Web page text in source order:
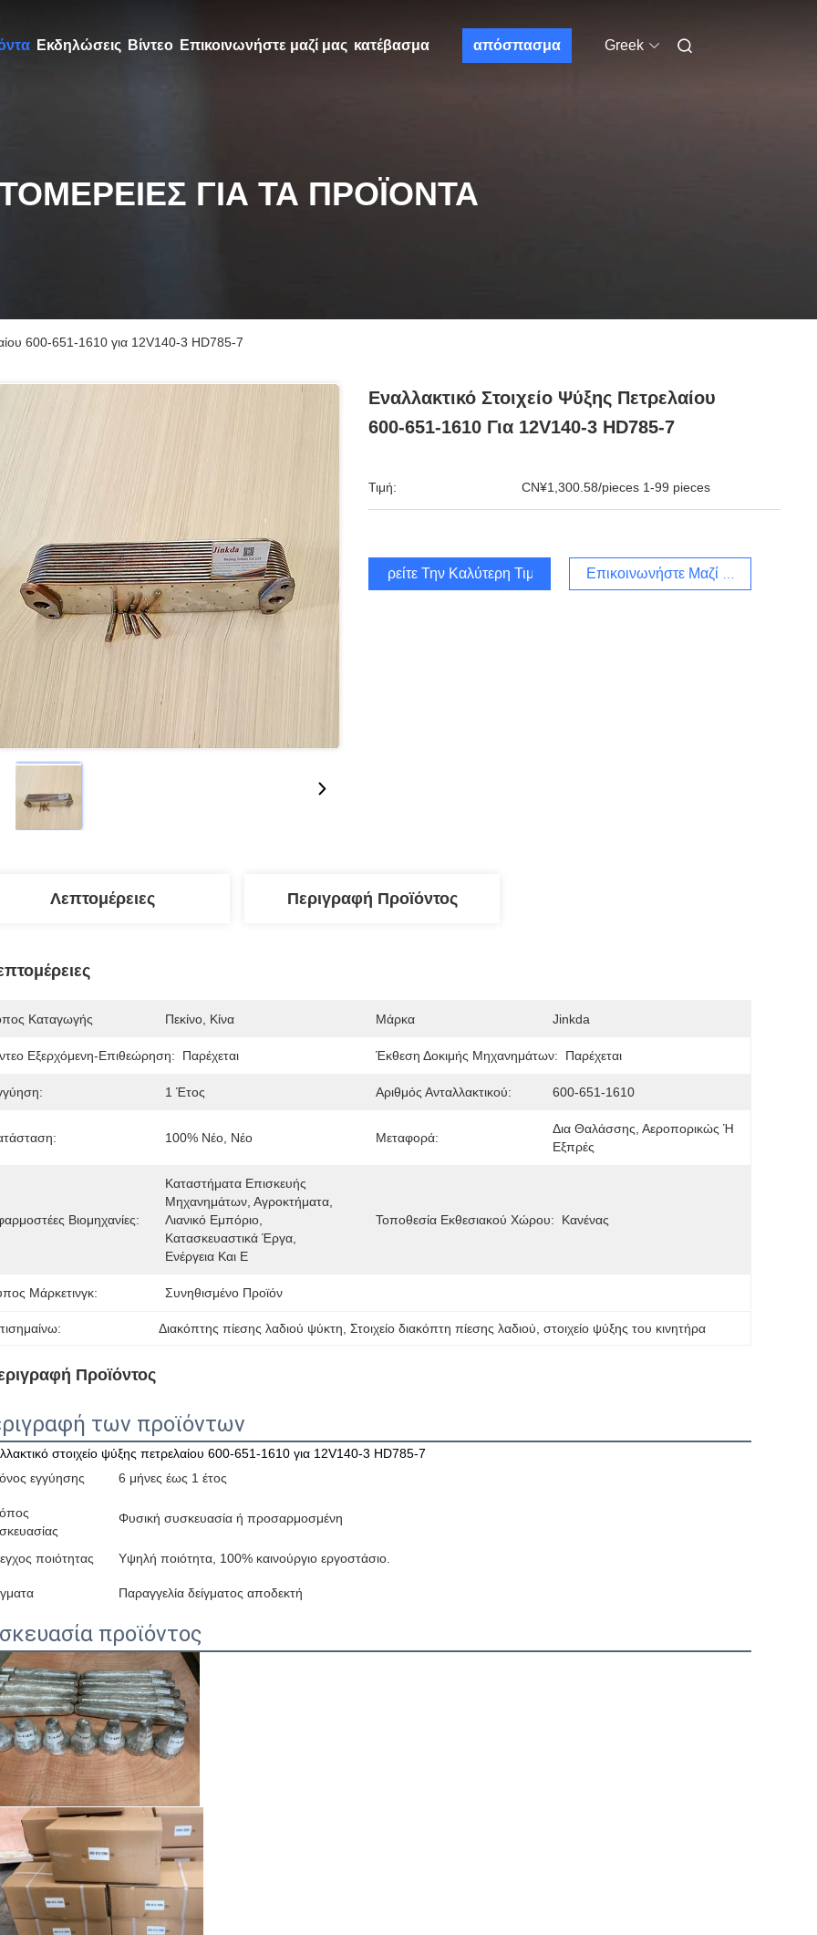
Εκδηλώσεις Βίντεο Επικοινωνήστε μαζί μας κατέβασμα απόσπασμα Greek
ΓΙΑ ΤΑ ΠΡΟΪΌΝΤΑ
600-651-1610 για 12V140-3 HD785-7
Εναλλακτικό Στοιχείο Ψύξης Πετρελαίου
600-651-1610 Για 12V140-3 HD785-7
Τιμή: CN¥1,300.58/pieces 1-99 pieces
Βρείτε Την Καλύτερη Τιμή Επικοινωνήστε Μαζί Μας
Λεπτομέρειες Περιγραφή Προϊόντος
Καταγωγής Πεκίνο, Κίνα Μάρκα Jinkda
Εξερχόμενη-Επιθεώρηση: Παρέχεται Έκθεση Δοκιμής Μηχανημάτων: Παρέχεται
1 Έτος Αριθμός Ανταλλακτικού: 600-651-1610
100% Νέο, Νέο Μεταφορά:
Δια Θαλάσσης, Αεροπορικώς Ή
Εξπρές
Βιομηχανίες:
Καταστήματα Επισκευής
Μηχανημάτων, Αγροκτήματα,
Λιανικό Εμπόριο,
Κατασκευαστικά Έργα,
Ενέργεια Και Ε
Τοποθεσία Εκθεσιακού Χώρου: Κανένας
Μάρκετινγκ: Συνηθισμένο Προϊόν
Διακόπτης πίεσης λαδιού ψύκτη , Στοιχείο διακόπτη πίεσης λαδιού , στοιχείο ψύξης του κινητήρα
Προϊόντος
των προϊόντων
στοιχείο ψύξης πετρελαίου 600-651-1610 για 12V140-3 HD785-7
εγγύησης
6 μήνες έως 1 έτος
Φυσική συσκευασία ή προσαρμοσμένη
ποιότητας Υψηλή ποιότητα, 100% καινούργιο εργοστάσιο.
Παραγγελία δείγματος αποδεκτή
προϊόντος